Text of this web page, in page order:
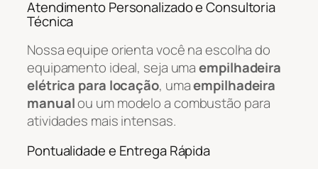
Atendimento Personalizado e Consultoria
Técnica
Nossa equipe orienta você na escolha do
equipamento ideal, seja umaempilhadeira
elétrica para locação, umaempilhadeira
manualou um modelo a combustão para
atividades mais intensas.
Pontualidade e Entrega Rápida